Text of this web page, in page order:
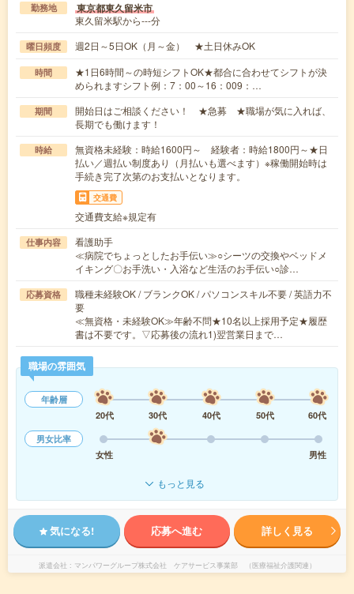
勤務地 東京都東久留米市
東久留米駅から---分
曜日頻度 週2日～5日OK（月～金） ★土日休みOK
時間
★1日6時間～の時短シフトOK★都合に合わせてシフトが決
められますシフト例：7：00～16：009：…
期間
開始日はご相談ください！ ★急募 ★職場が気に入れば、
長期でも働けます！
時給
無資格未経験：時給1600円～ 経験者：時給1800円～★日
払い／週払い制度あり（月払いも選べます）※稼働開始時は
手続き完了次第のお支払いとなります。
交通費
交通費支給※規定有
仕事内容
看護助手
≪病院でちょっとしたお手伝い≫○シーツの交換やベッドメ
イキング〇お手洗い・入浴など生活のお手伝い○診…
応募資格
職種未経験OK / ブランクOK / パソコンスキル不要 / 英語力不
要
≪無資格・未経験OK≫年齢不問★10名以上採用予定★履歴
書は不要です。▽応募後の流れ1)翌営業日まで…
職場の雰囲気
年齢層
20代
30代 40代 50代
60代
男女比率
女性
男性
もっと見る
気になる! 応募へ進む 詳しく見る
派遣会社 マンパワーグループ株式会社 ケアサービス事業部 （医療福祉介護関連）